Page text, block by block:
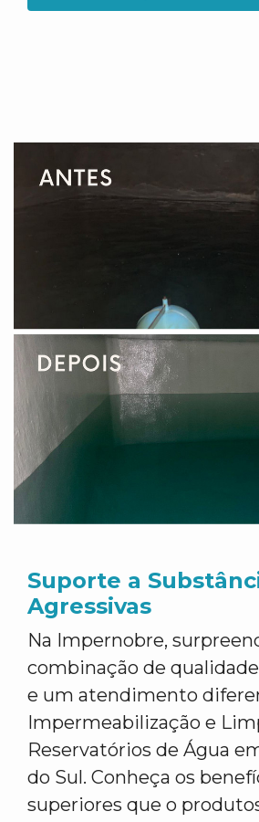
Suporte a
Agressivas
Na Impernobre,
combinação de
e um atendimento
Impermeabilização e
Reservatórios de Água
do Sul. Conheça os
superiores que o